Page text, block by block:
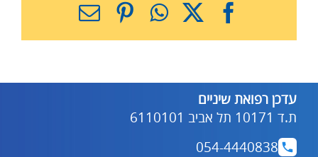
Facebook
X
WhatsApp
Pinterest
כתובת
עדכן רפואת שיניים
ת.ד 10171 תל אביב 6110101
054-4440838